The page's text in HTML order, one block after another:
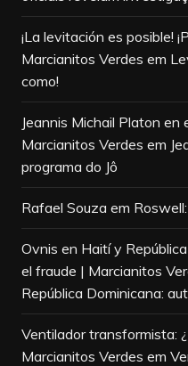
¡La levitación es posible!
Marcianitos Verdes em
como!
Jeannis Michail Platon en
Marcianitos Verdes em
programa do Jô
Rafael Souza em
Ovnis en Haití y
el fraude | Marcianitos
República Dominicana:
Ventilador transformista:
Marcianitos Verdes em